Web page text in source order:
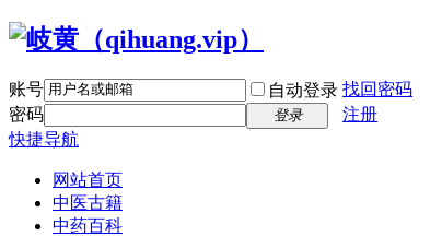
账号 自动登录 找回密码
密码
登录
注册
快捷导航
网站首页
中医古籍
中药百科